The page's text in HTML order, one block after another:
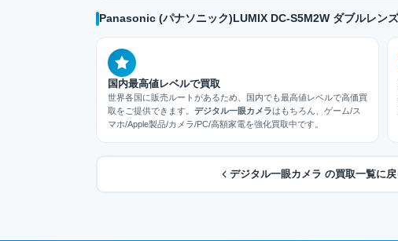
Panasonic (パナソニック)LUMIX DC-S5M2W ダブルレン
国内最高値レベルで買取
世界各国に販売ルートがあるため、国内でも最高値レベルで高価買
取をご提供できます。 デジタル一眼カメラはもちろん、ゲーム/ス
マホ/Apple製品/カメラ/PC/高額家電を強化買取中です。
デジタル一眼カメラ の買取一覧に戻